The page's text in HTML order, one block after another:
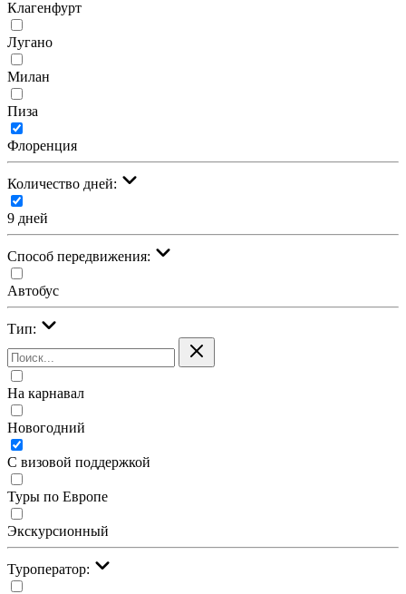
Клагенфурт
Лугано
Милан
Пиза
Флоренция
Количество дней:
9 дней
Cпособ передвижения:
Автобус
Тип:
На карнавал
Новогодний
С визовой поддержкой
Туры по Европе
Экскурсионный
Туроператор: